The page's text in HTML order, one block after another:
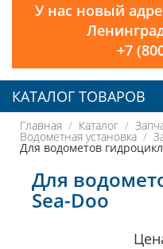
У нас новый
+7
КАТАЛОГ ТОВАРОВ
Главная Каталог
Водометная установка
Для водометов
Для
Sea-Doo